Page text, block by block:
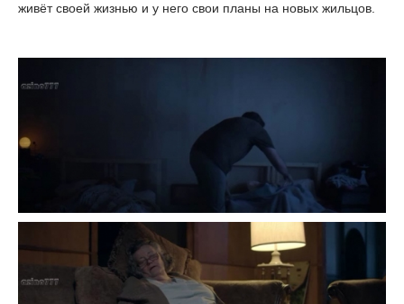
живёт своей жизнью и у него свои планы на новых жильцов.